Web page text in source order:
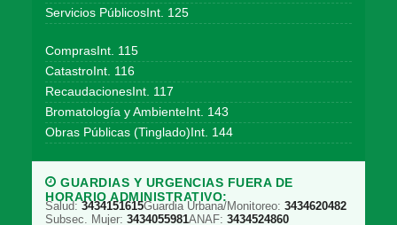
Servicios PúblicosInt. 125
ComprasInt. 115
CatastroInt. 116
RecaudacionesInt. 117
Bromatología y AmbienteInt. 143
Obras Públicas (Tinglado)Int. 144
GUARDIAS Y URGENCIAS FUERA DE
HORARIO ADMINISTRATIVO:
Salud: 3434151615Guardia Urbana/Monitoreo: 3434620482
Subsec. Mujer: 3434055981ANAF: 3434524860